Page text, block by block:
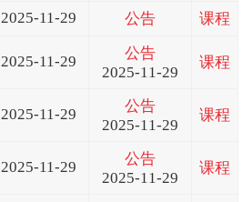
2025-11-29 公告 课程
2025-11-29
公告
2025-11-29
课程
2025-11-29
公告
2025-11-29
课程
2025-11-29
公告
2025-11-29
课程